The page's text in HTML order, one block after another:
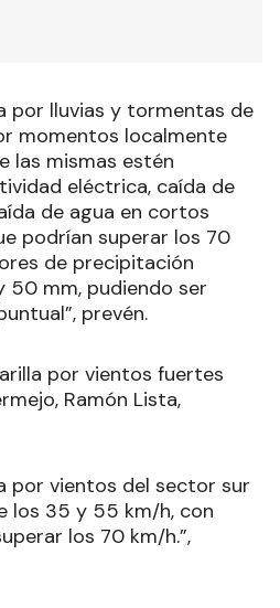
por lluvias y tormentas de
momentos localmente
las mismas estén
eléctrica, caída de
de agua en cortos
podrían superar los 70
de precipitación
50 mm, pudiendo ser
prevén.
por vientos fuertes
Ramón Lista,
por vientos del sector sur
los 35 y 55 km/h, con
los 70 km/h.”,